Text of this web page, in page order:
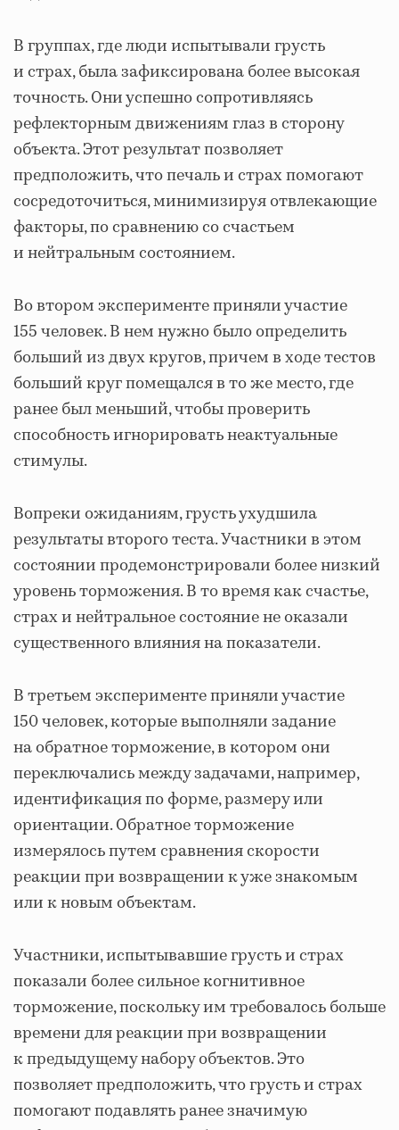
В группах, где люди испытывали грусть
и страх, была зафиксирована более высокая
точность. Они успешно сопротивляясь
рефлекторным движениям глаз в сторону
объекта. Этот результат позволяет
предположить, что печаль и страх помогают
сосредоточиться, минимизируя отвлекающие
факторы, по сравнению со счастьем
и нейтральным состоянием.
Во втором эксперименте приняли участие
155 человек. В нем нужно было определить
больший из двух кругов, причем в ходе тестов
больший круг помещался в то же место, где
ранее был меньший, чтобы проверить
способность игнорировать неактуальные
стимулы.
Вопреки ожиданиям, грусть ухудшила
результаты второго теста. Участники в этом
состоянии продемонстрировали более низкий
уровень торможения. В то время как счастье,
страх и нейтральное состояние не оказали
существенного влияния на показатели.
В третьем эксперименте приняли участие
150 человек, которые выполняли задание
на обратное торможение, в котором они
переключались между задачами, например,
идентификация по форме, размеру или
ориентации. Обратное торможение
измерялось путем сравнения скорости
реакции при возвращении к уже знакомым
или к новым объектам.
Участники, испытывавшие грусть и страх
показали более сильное когнитивное
торможение, поскольку им требовалось больше
времени для реакции при возвращении
к предыдущему набору объектов. Это
позволяет предположить, что грусть и страх
помогают подавлять ранее значимую